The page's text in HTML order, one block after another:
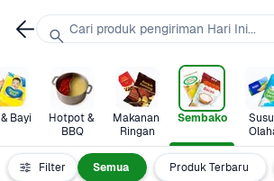
Bayi
Hotpot &
BBQ
Makanan
Ringan
Sembako
Filter Semua Produk Terbaru
Cari produk pengiriman Hari Ini...